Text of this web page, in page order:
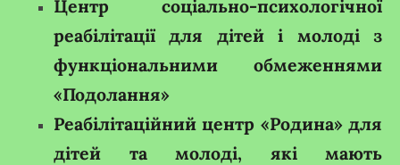
Центр соціально-психологічної
реабілітації для дітей і молоді з
функціональними обмеженнями
«Подолання»
Реабілітаційний центр «Родина» для
дітей та молоді, які мають